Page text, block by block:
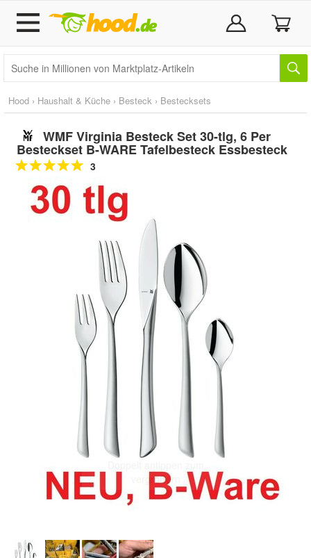
Hood › Haushalt & Küche › Besteck › Bestecksets
WMF Virginia Besteck Set 30-tlg, 6 Per
Besteckset B-WARE Tafelbesteck Essbesteck
3
Doppelt antippen zum
vergrößern